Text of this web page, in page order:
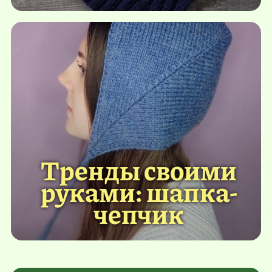
Тренды своими
руками: шапка-
чепчик